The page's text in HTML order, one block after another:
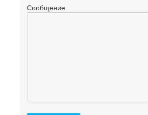
Сообщение